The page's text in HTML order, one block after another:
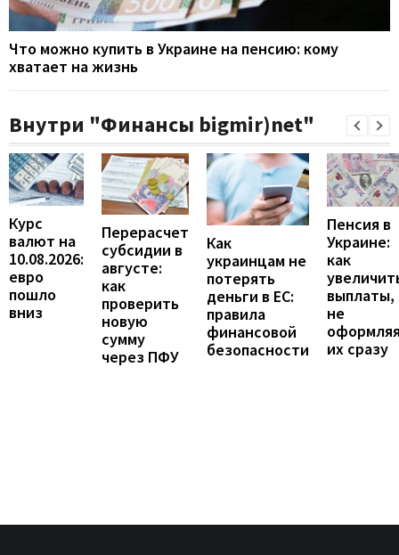
Что можно купить в Украине на пенсию: кому
хватает на жизнь
Внутри "Финансы bigmir)net"
Курс
валют на
10.08.2026:
евро
пошло
вниз
Перерасчет
субсидии в
августе:
как
проверить
новую
сумму
через ПФУ
Как
украинцам не
потерять
деньги в ЕС:
правила
финансовой
безопасности
Пенсия в
Украине:
как
выплаты,
не
их сразу